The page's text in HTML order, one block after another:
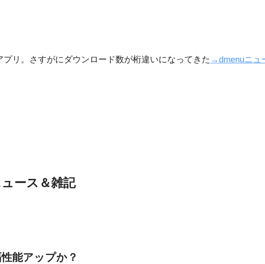
リ。さすがにダウンロード数が桁違いになってきた →dmenuニュ
ース＆雑記
能アップか？